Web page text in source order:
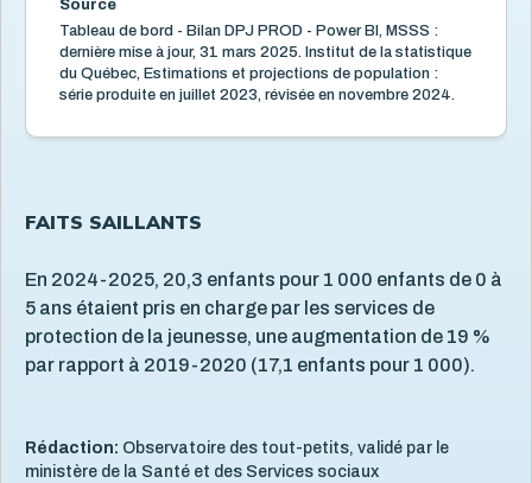
Signalements
Taux de signalements traités et retenus
Enfants ayant une prise en charge par le DPJ
Prise en charge par le DPJ selon le milieu de vie
Signalements évalués, selon la décision rendue 2008-
Enfants ayant une prise en charge active dans l'année
2009-2016 (archivé)
Enfants ayant une prise en charge active, selon le
milieu de vie 2010-2015 (archivé)
Violence conjugale
Source
Tableau de bord - Bilan DPJ PROD - Power BI, MSSS :
dernière mise à jour, 31 mars 2025. Institut de la statistique
du Québec, Estimations et projections de population :
série produite en juillet 2023, révisée en novembre 2024.
FAITS SAILLANTS
En 2024-2025, 20,3 enfants pour 1 000 enfants de 0 à
5 ans étaient pris en charge par les services de
protection de la jeunesse, une augmentation de 19 %
par rapport à 2019-2020 (17,1 enfants pour 1 000).
Rédaction: Observatoire des tout-petits, validé par le
ministère de la Santé et des Services sociaux